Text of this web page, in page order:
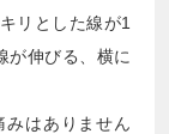
リとした線が1
が伸びる、横に
みはありません